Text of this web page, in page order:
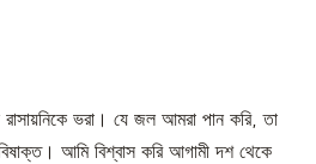
ভরা। যে জল আমরা পান করি, তা
আমি বিশ্বাস করি আগামী দশ থেকে